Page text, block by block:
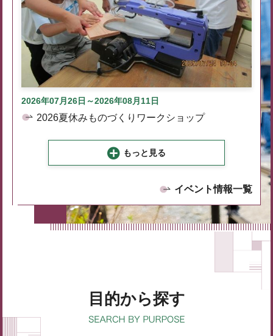
2026年07月26日～2026年08月11日
2026夏休みものづくりワークショップ
もっと見る
イベント情報一覧
目的から探す